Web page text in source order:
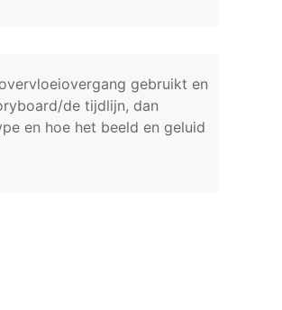
gebruikt en
de tijdlijn, dan
en hoe het beeld en geluid